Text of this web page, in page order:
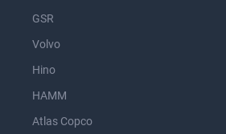
GSR
Volvo
Hino
HAMM
Atlas Copco